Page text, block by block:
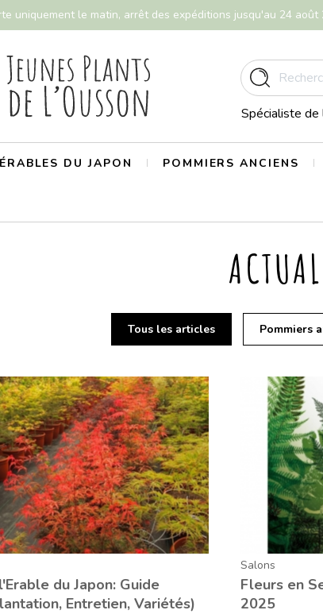
uniquement le matin, arrêt des expéditions jusqu'au 24 août
Spécialiste de
ÉRABLES DU JAPON POMMIERS ANCIENS
Tous les articles Pommiers
du Japon: Guide
Entretien, Variétés)
Salons
Fleurs en
2025